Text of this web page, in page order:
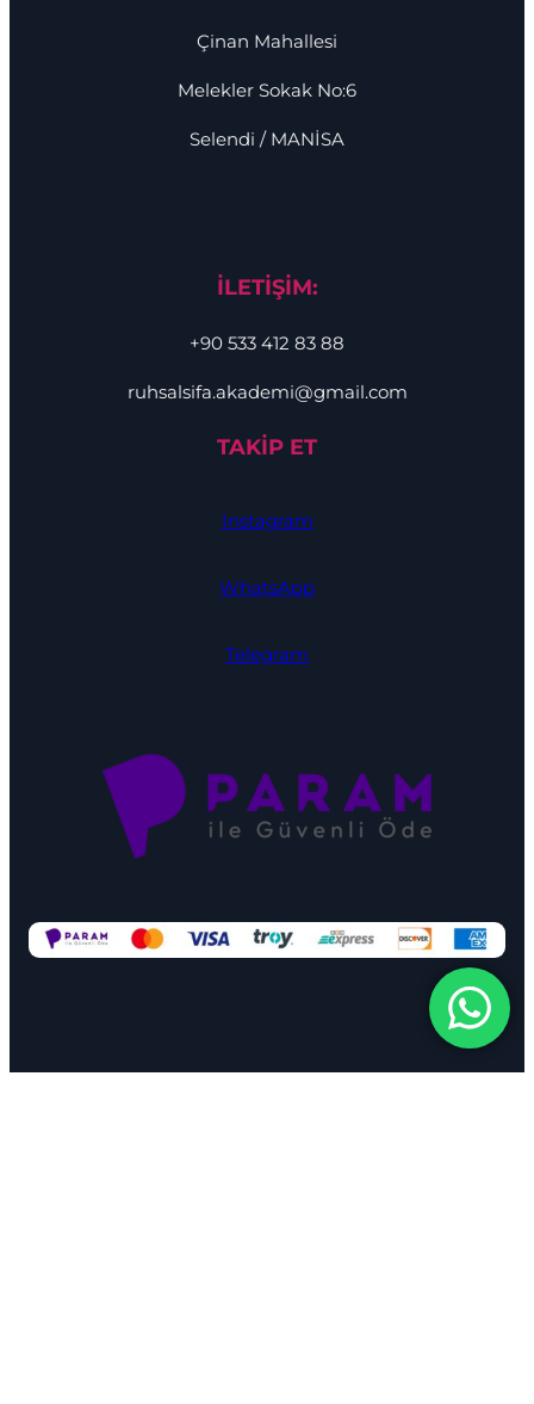
Çinan Mahallesi
Melekler Sokak No:6
Selendi / MANİSA
İLETİŞİM:
+90 533 412 83 88
ruhsalsifa.akademi@gmail.com
TAKİP ET
Instagram
WhatsApp
Telegram